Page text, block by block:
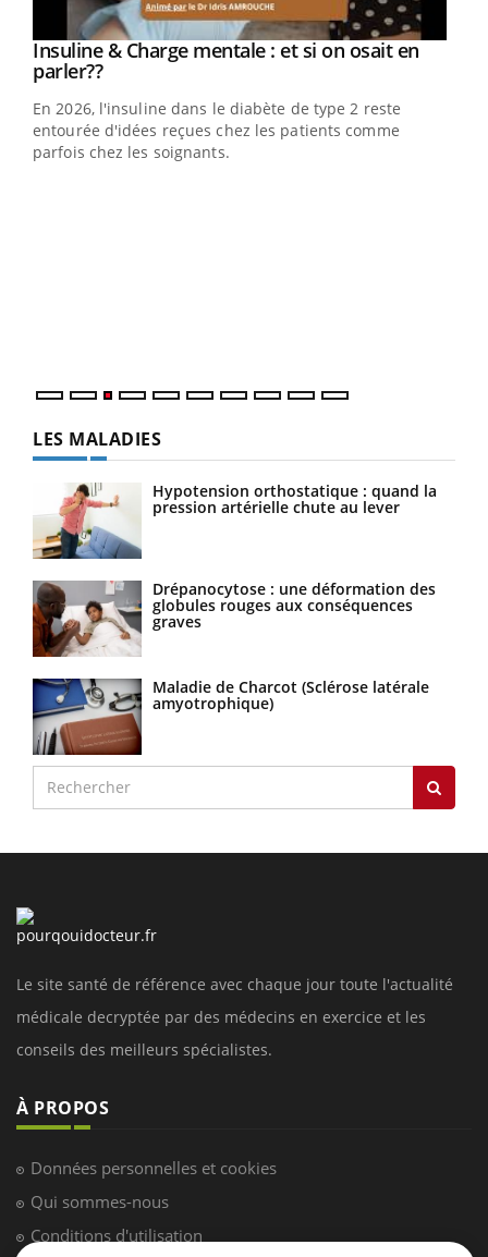
Youtube
Insuline & Charge mentale : et si on osait en
parler??Youtube
En 2026, l'insuline dans le diabète de type 2 reste
entourée d'idées reçues chez les patients comme
parfois chez les soignants.
LES MALADIES
Hypotension orthostatique : quand la
pression artérielle chute au lever
Drépanocytose : une déformation des
globules rouges aux conséquences
graves
Maladie de Charcot (Sclérose latérale
amyotrophique)
Le site santé de référence avec chaque jour toute l'actualité
médicale decryptée par des médecins en exercice et les
conseils des meilleurs spécialistes.
À PROPOS
Données personnelles et cookies
Qui sommes-nous
Conditions d'utilisation